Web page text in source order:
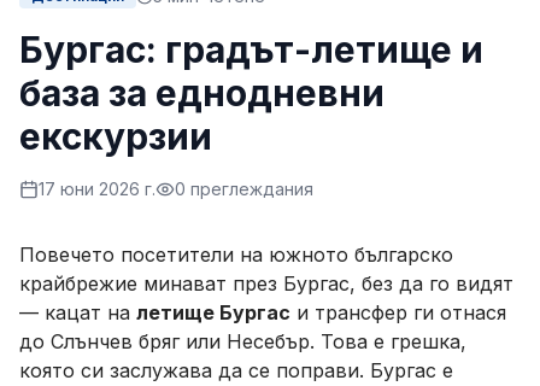
Бургас: градът-летище и
база за еднодневни
екскурзии
17 юни 2026 г. 0 преглеждания
Повечето посетители на южното българско
крайбрежие минават през Бургас, без да го видят
— кацат на летище Бургас и трансфер ги отнася
до Слънчев бряг или Несебър. Това е грешка,
която си заслужава да се поправи. Бургас е